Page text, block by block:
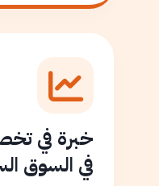
خبرة في
في السوق